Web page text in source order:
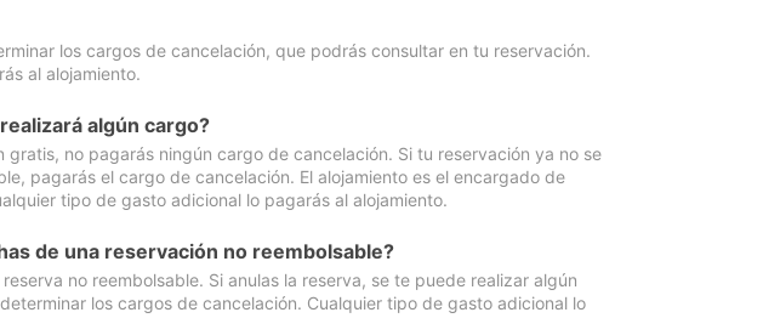
los cargos de cancelación, que podrás consultar en tu reservación.
al alojamiento.
algún cargo?
gratis, no pagarás ningún cargo de cancelación. Si tu reservación ya no se
pagarás el cargo de cancelación. El alojamiento es el encargado de
tipo de gasto adicional lo pagarás al alojamiento.
de una reservación no reembolsable?
no reembolsable. Si anulas la reserva, se te puede realizar algún
los cargos de cancelación. Cualquier tipo de gasto adicional lo